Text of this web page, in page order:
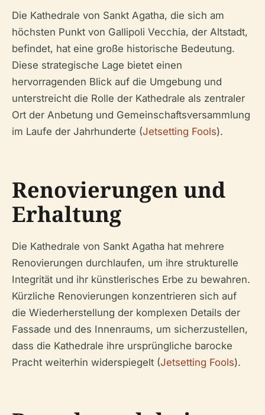
Die Kathedrale von Sankt Agatha, die sich am
höchsten Punkt von Gallipoli Vecchia, der Altstadt,
befindet, hat eine große historische Bedeutung.
Diese strategische Lage bietet einen
hervorragenden Blick auf die Umgebung und
unterstreicht die Rolle der Kathedrale als zentraler
Ort der Anbetung und Gemeinschaftsversammlung
im Laufe der Jahrhunderte (Jetsetting Fools).
Renovierungen und
Erhaltung
Die Kathedrale von Sankt Agatha hat mehrere
Renovierungen durchlaufen, um ihre strukturelle
Integrität und ihr künstlerisches Erbe zu bewahren.
Kürzliche Renovierungen konzentrieren sich auf
die Wiederherstellung der komplexen Details der
Fassade und des Innenraums, um sicherzustellen,
dass die Kathedrale ihre ursprüngliche barocke
Pracht weiterhin widerspiegelt (Jetsetting Fools).